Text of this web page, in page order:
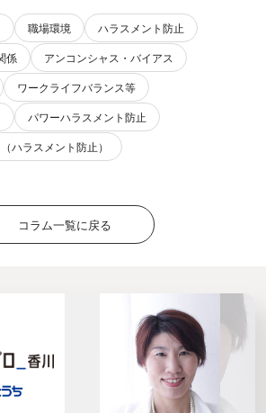
職場環境
ハラスメント防止
係
アンコンシャス・バイアス
ワークライフバランス等
パワーハラスメント防止
ハラスメント防止）
コラム一覧に戻る